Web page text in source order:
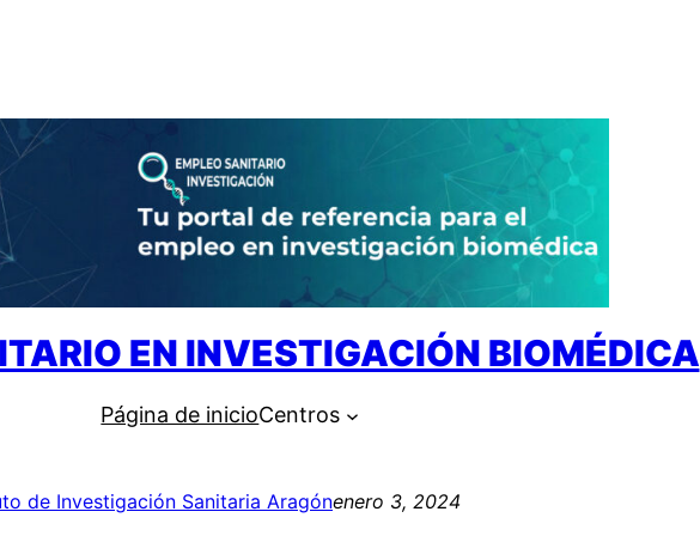
EN INVESTIGACIÓN BIOMÉDICA
Página de inicioCentros
de Investigación Sanitaria Aragónenero 3, 2024